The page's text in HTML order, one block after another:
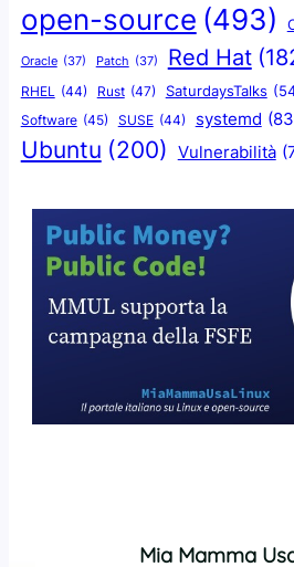
open-source (493)
Oracle (37) Patch (37) Red Hat
RHEL (44) Rust (47) SaturdaysTalks
Software (45) SUSE (44) systemd
Ubuntu (200) Vulnerabilità
Mia Mamma